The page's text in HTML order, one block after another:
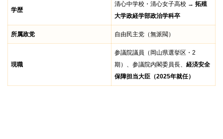
学歴
清心中学校・清心女子高校 → 拓殖
大学政経学部政治学科卒
所属政党 自由民主党（無派閥）
現職
参議院議員（岡山県選挙区・2
期）、参議院内閣委員長、 経済安全
保障担当大臣（2025年就任）